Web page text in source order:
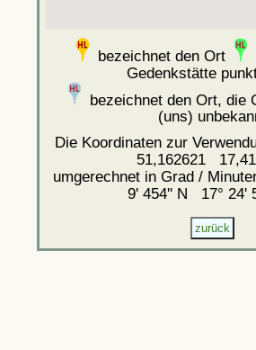
bezeichnet den Ort
Gedenkstätte
bezeichnet den Ort, die
(uns)
Die Koordinaten zur
51,162621
umgerechnet in Grad /
9' 454'' N 17° 24'